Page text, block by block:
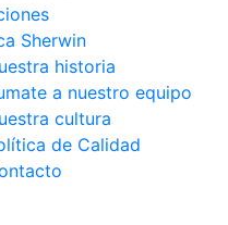
Sherwin
historia
a nuestro equipo
cultura
de Calidad